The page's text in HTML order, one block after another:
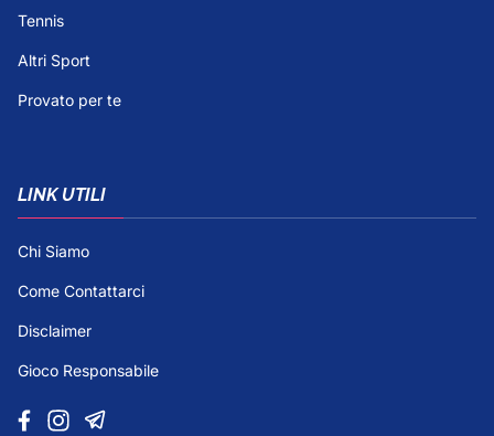
Tennis
Altri Sport
Provato per te
LINK UTILI
Chi Siamo
Come Contattarci
Disclaimer
Gioco Responsabile